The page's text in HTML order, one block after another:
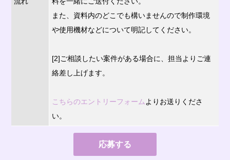
また、資料内のどこでも構いませんので制作環境
や使用機材などについて明記してください。
[2]ご相談したい案件がある場合に、担当よりご連
絡差し上げます。
こちらのエントリーフォーム よりお送りくださ
い。
応募する